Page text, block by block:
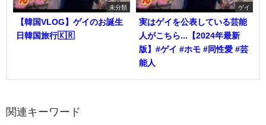
未分類
【韓国VLOG】ゲイのお誕生
日韓国旅行🇰🇷
ゲイ
実はゲイを公表している芸能
人がこちら...【2024年最新
版】#ゲイ #ホモ #同性愛 #芸
能人
関連キーワード